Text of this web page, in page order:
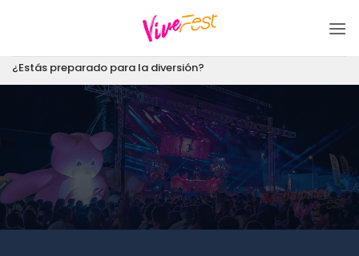
¿Estás preparado para la diversión?